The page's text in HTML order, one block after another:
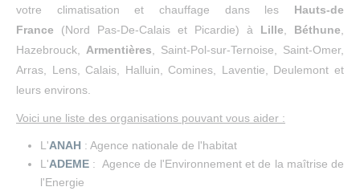
votre climatisation et chauffage dans les Hauts-de
France (Nord Pas-De-Calais et Picardie) à Lille Béthune
Hazebrouck, Armentières , Saint-Pol-sur-Ternoise, Saint-Omer,
Arras, Lens, Calais, Halluin, Comines, Laventie, Deulemont et
leurs environs.
Voici une liste des organisations pouvant vous aider :
L'ANAH : Agence nationale de l'habitat
L'ADEME : Agence de l'Environnement et de la maîtrise de
l'Energie